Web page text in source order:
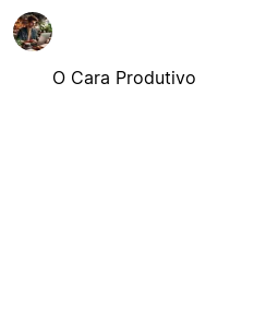
O Cara Produtivo